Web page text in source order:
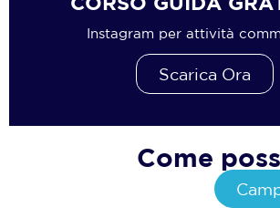
Instagram per attività
Scarica Ora
Come